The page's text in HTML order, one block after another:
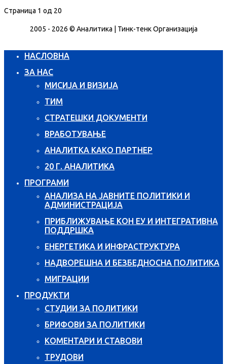
Страница 1 од 20
2005 - 2026 © Аналитика | Тинк-тенк Организација
НАСЛОВНА
ЗА НАС
МИСИЈА И ВИЗИЈА
ТИМ
СТРАТЕШКИ ДОКУМЕНТИ
ВРАБОТУВАЊЕ
АНАЛИТКА КАКО ПАРТНЕР
20 Г. АНАЛИТИКА
ПРОГРАМИ
АНАЛИЗА НА ЈАВНИТЕ ПОЛИТИКИ И
АДМИНИСТРАЦИЈА
ПРИБЛИЖУВАЊЕ КОН ЕУ И ИНТЕГРАТИВНА
ПОДДРШКА
ЕНЕРГЕТИКА И ИНФРАСТРУКТУРА
НАДВОРЕШНА И БЕЗБЕДНОСНА ПОЛИТИКА
МИГРАЦИИ
ПРОДУКТИ
СТУДИИ ЗА ПОЛИТИКИ
БРИФОВИ ЗА ПОЛИТИКИ
КОМЕНТАРИ И СТАВОВИ
ТРУДОВИ